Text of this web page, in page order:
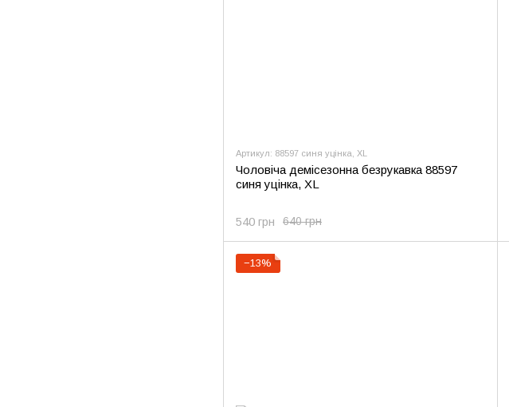
Артикул: 88597 синя уцінка, XL
Чоловіча демісезонна безрукавка 88597
синя уцінка, XL
640 грн
540 грн
−13%